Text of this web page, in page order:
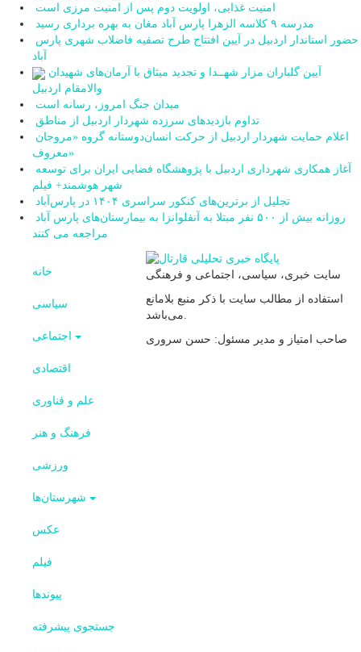
امنیت غذایی، اولویت دوم پس از امنیت مرزی است
مدرسه ۹ کلاسه الزهرا پارس آباد مغان به بهره برداری رسید
آباد
والامقام اردبیل
میدان جنگ امروز، رسانه است
تداوم بازدیدهای سرزده شهردار اردبیل از مناطق
معروف»
شهر هوشمند+ فیلم
مراجعه می کنند
خانه
سیاسی
اقتصادی
علم و فناوری
فرهنگ و هنر
ورزشی
عکس
فیلم
پیوندها
جستجوی پیشرفته
سایت خبری، سیاسی، اجتماعی و فرهنگی
استفاده از مطالب سایت با ذکر منبع بلامانع
صاحب امتیاز و مدیر مسئول: حسن سروری